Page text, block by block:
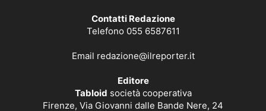
Contatti Redazione
Telefono 055 6587611
Email redazione@ilreporter.it
Editore
Tabloid società cooperativa
Firenze, Via Giovanni dalle Bande Nere, 24